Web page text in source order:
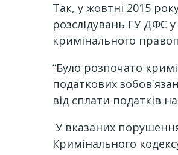
Так, у жовтні 2015
розслідувань ГУ ДФС
кримінального
“Було розпочато
податкових
від сплати податків
У вказаних
Кримінального